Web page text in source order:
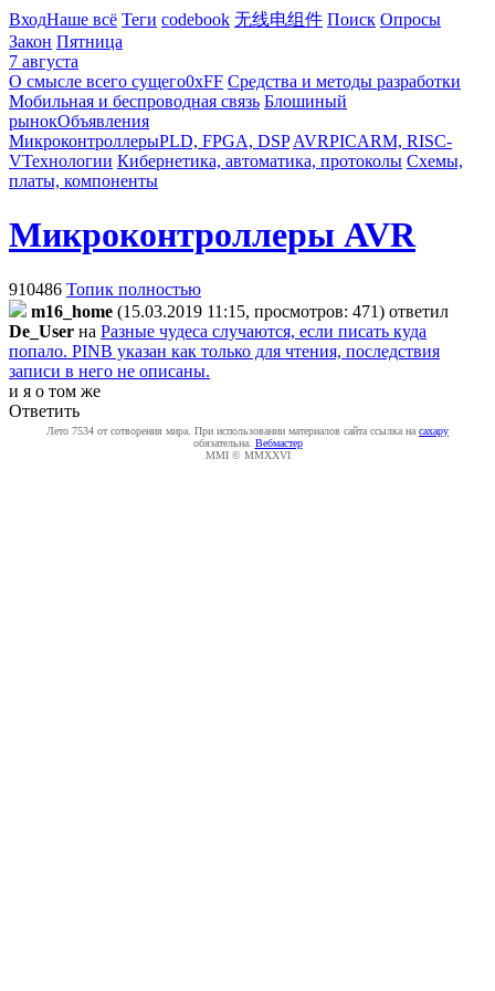
ВходНаше всё Теги codebook 无线电组件 Поиск Опросы
Закон Пятница
7 августа
О смысле всего сущего0xFF Средства и методы разработки
Мобильная и беспроводная связь Блошиный
рынокОбъявления
МикроконтроллерыPLD, FPGA, DSP AVRPICARM, RISC-
VТехнологии Кибернетика, автоматика, протоколы Схемы,
платы, компоненты
Микроконтроллеры AVR
910486 Топик полностью
m16_home (15.03.2019 11:15, просмотров: 471) ответил
De_User на Разные чудеса случаются, если писать куда
попало. PINB указан как только для чтения, последствия
записи в него не описаны.
и я о том же
Ответить
Лето 7534 от сотворения мира. При использовании материалов сайта ссылка на caxapу
обязательна. Вебмастер
MMI © MMXXVI